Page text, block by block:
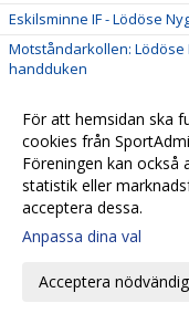
Eskilsminne IF - Lödöse
Motståndarkollen:
handduken
”Julle” hyllades för 200
Eskils besegrade Eskils
Eskils mot Eskils ännu en
Svenska Cupen-match
Fasta situationer fällde
Tuff match väntar mot
För att hemsidan ska
cookies från
Föreningen kan också
statistik eller
acceptera dessa.
Anpassa dina val
Acceptera